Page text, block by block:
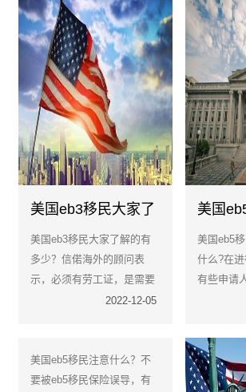
的天气会
美国eb3移民大家了
解的有多少？
美国eb3移民大家了解的有
多少？信偌海外的顾问表
示，必须有劳工证，是需要
美国劳工部发给的，只有这
会。
2022-12-05
美国
技巧是
美国eb5
什么?在进
有些申请
使得自己
很容易让
以为申请
有所顾虑
美国eb5移民注意什么？不
要被eb5移民保险误导，有